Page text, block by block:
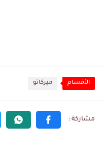
الأقسام ميركاتو